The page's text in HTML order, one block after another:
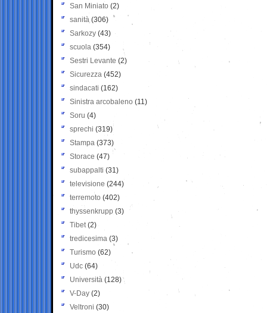
San Miniato (2)
sanità (306)
Sarkozy (43)
scuola (354)
Sestri Levante (2)
Sicurezza (452)
sindacati (162)
Sinistra arcobaleno (11)
Soru (4)
sprechi (319)
Stampa (373)
Storace (47)
subappalti (31)
televisione(244)
terremoto (402)
thyssenkrupp (3)
Tibet(2)
tredicesima (3)
Turismo (62)
Udc (64)
Università (128)
V-Day (2)
Veltroni (30)